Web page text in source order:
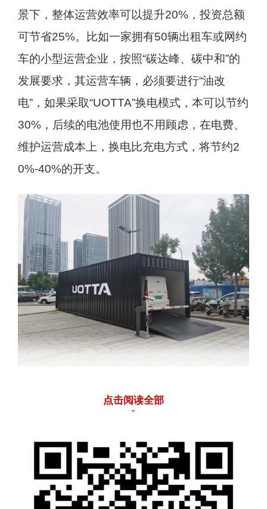
景下，整体运营效率可以提升20%，投资总额
可节省25%。比如一家拥有50辆出租车或网约
车的小型运营企业，按照“碳达峰、碳中和”的
发展要求，其运营车辆，必须要进行“油改
电”，如果采取“UOTTA”换电模式，本可以节约
30%，后续的电池使用也不用顾虑，在电费、
维护运营成本上，换电比充电方式，将节约2
0%-40%的开支。
除此之外，针对商用运输领域占比一半的轻型
物流车市场，优品车推出可以灵活布置、搬移
已可以适配多款轻型物流车，配置有智能化无
人控制的换电装置，可以在3分钟内完成换
电。同时根据企业的运量需求，电池的配置可
点击阅读全部